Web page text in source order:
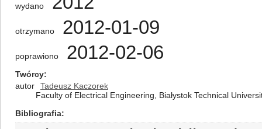
wydano
otrzymano 2012-01-09
poprawiono 2012-02-06
Twórcy
autor
Tadeusz Kaczorek
Faculty of Electrical Engineering, Białystok Technical
Bibliografia